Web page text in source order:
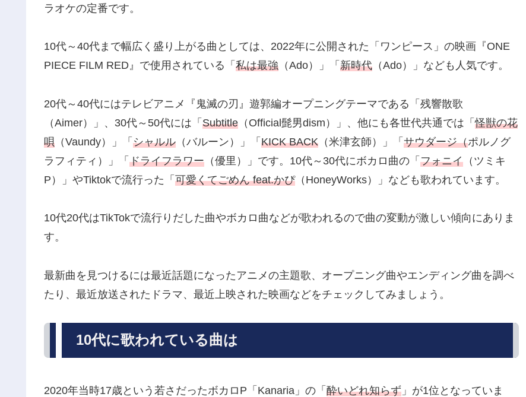
ラオケの定番です。
10代～40代まで幅広く盛り上がる曲としては、2022年に公開された「ワンピース」の映画『ONE
PIECE FILM RED』で使用されている「 私は最強 （Ado）」「 新時代 （Ado）」なども人気です。
20代～40代にはテレビアニメ『鬼滅の刃』遊郭編オープニングテーマである「残響散歌
（Aimer）」、30代～50代には「 Subtitle （Official髭男dism）」、他にも各世代共通では「怪獣の花
唄 （Vaundy）」「 シャルル （バルーン）」「 KICK BACK （米津玄師）」「 サウダージ（ポルノグ
ラフィティ）」「 ドライフラワー （優里）」です。10代～30代にボカロ曲の「 フォニイ （ツミキ
P）」やTiktokで流行った「 可愛くてごめん feat.かぴ（HoneyWorks）」なども歌われています。
10代20代はTikTokで流行りだした曲やボカロ曲などが歌われるので曲の変動が激しい傾向にありま
す。
最新曲を見つけるには最近話題になったアニメの主題歌、オープニング曲やエンディング曲を調べ
たり、最近放送されたドラマ、最近上映された映画などをチェックしてみましょう。
10代に歌われている曲は
2020年当時17歳という若さだったボカロP「Kanaria」の「 酔いどれ知らず 」が1位となっていま